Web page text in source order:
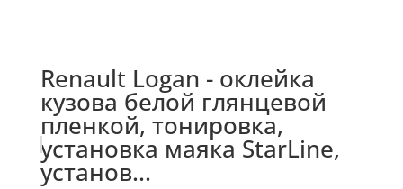
Renault Logan - оклейка
кузова белой глянцевой
пленкой, тонировка,
установка маяка StarLine,
установ...